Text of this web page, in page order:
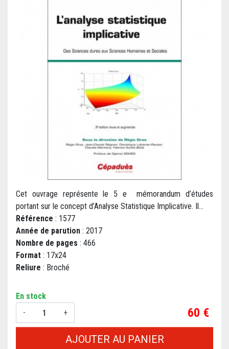
Cet ouvrage représente le 5 e mémorandum d’études
portant sur le concept d’Analyse Statistique Implicative. Il...
Référence : 1577
Année de parution : 2017
Nombre de pages : 466
Format : 17x24
Reliure : Broché
En stock
-
+ Prix
60 €
AJOUTER AU PANIER